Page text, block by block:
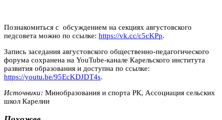
Познакомиться с обсуждением на секциях августовского
педсовета можно по ссылке: https://vk.cc/c5cKPp.
Запись заседания августовского общественно-педагогического
форума сохранена на YouTube-канале Карельского института
развития образования и доступна по ссылке:
https://youtu.be/95EcKDJDT4s.
Источники: Минобразования и спорта РК, Ассоциация сельских
школ Карелии